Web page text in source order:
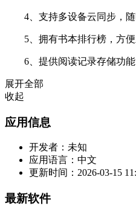
4、支持多设备云同步，随
5、拥有书本排行榜，方便
6、提供阅读记录存储功能
展开全部
收起
应用信息
开发者： 未知
应用语言： 中文
更新时间： 2026-03-15
最新软件